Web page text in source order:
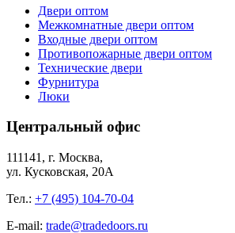
Двери оптом
Межкомнатные двери оптом
Входные двери оптом
Противопожарные двери оптом
Технические двери
Фурнитура
Люки
Центральный офис
111141, г. Москва,
ул. Кусковская, 20А
Тел.: +7 (495) 104-70-04
E-mail: trade@tradedoors.ru